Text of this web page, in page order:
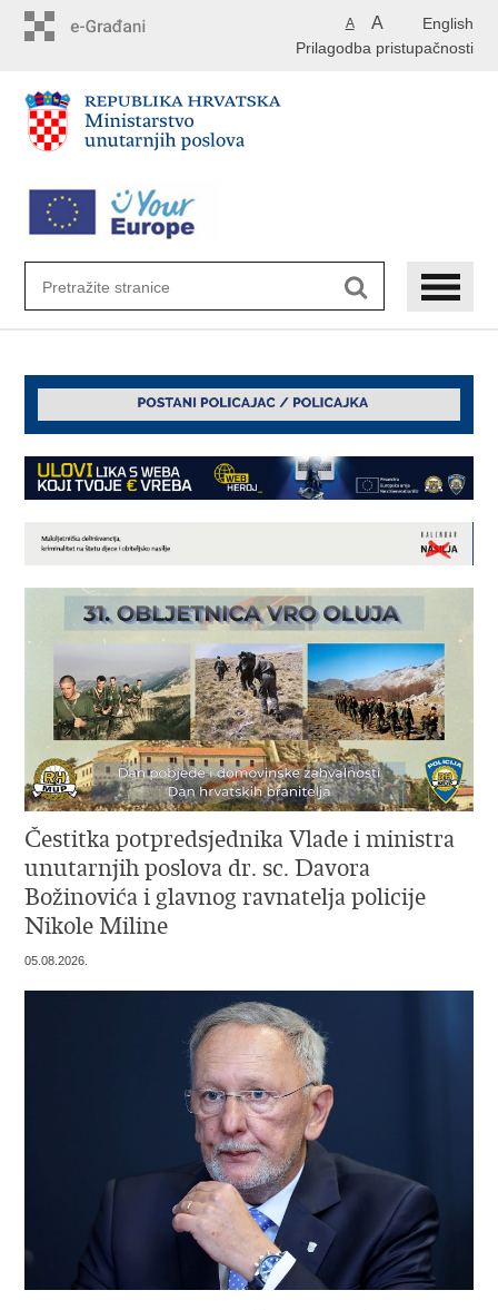
English
A A
Prilagodba pristupačnosti
Čestitka potpredsjednika Vlade i ministra
unutarnjih poslova dr. sc. Davora
Božinovića i glavnog ravnatelja policije
Nikole Miline
05.08.2026.